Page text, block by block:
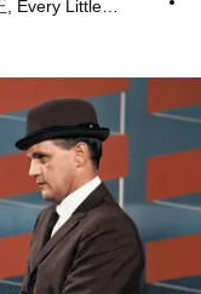
, Every Little